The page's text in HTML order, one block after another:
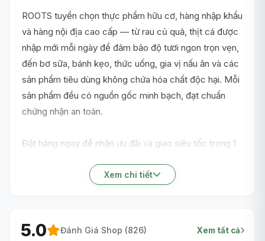
ROOTS tuyển chọn thực phẩm hữu cơ, hàng nhập khẩu
và hàng nội địa cao cấp — từ rau củ quả, thịt cá được
nhập mới mỗi ngày để đảm bảo độ tươi ngon trọn vẹn,
đến bơ sữa, bánh kẹo, thức uống, gia vị nấu ăn và các
sản phẩm tiêu dùng không chứa hóa chất độc hại. Mỗi
sản phẩm đều có nguồn gốc minh bạch, đạt chuẩn
chứng nhận an toàn.
Đặt hàng ngay để nhận ưu đãi và giao siêu tốc trong 1
Xem chi tiết
5.0 Đánh Giá Shop (826) Xem tất cả